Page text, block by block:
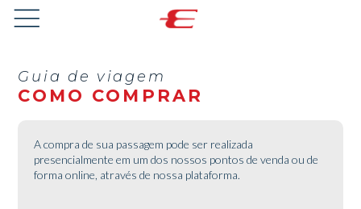
Guia de viagem
COMO COMPRAR
A compra de sua passagem pode ser realizada
presencialmente em um dos nossos pontos de venda ou de
forma online, através de nossa plataforma.